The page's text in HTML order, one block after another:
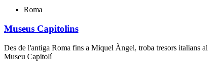
Roma
Museus Capitolins
Des de l'antiga Roma fins a Miquel Àngel, troba tresors italians al
Museu Capitolí